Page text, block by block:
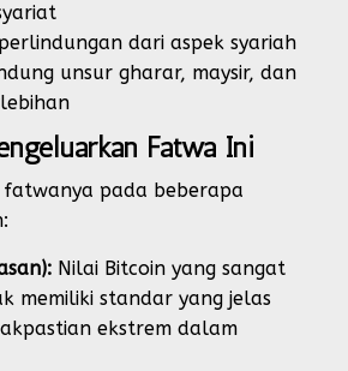
dari aspek syariah
unsur gharar, maysir, dan
Fatwa Ini
fatwanya pada beberapa
Nilai Bitcoin yang sangat
memiliki standar yang jelas
ekstrem dalam